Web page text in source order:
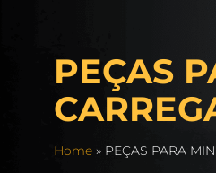
PEÇAS
Home » PEÇAS PARA